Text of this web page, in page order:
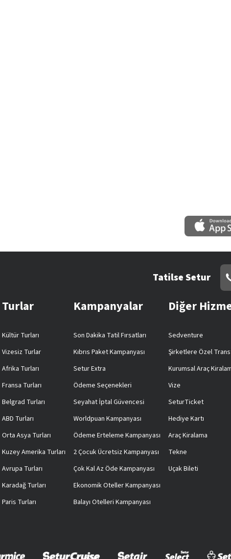
Tatilse Setur
Turlar
Kültür Turları
Vizesiz Turlar
Afrika Turları
Fransa Turları
Belgrad Turları
ABD Turları
Orta Asya Turları
Kuzey Amerika Turları
Avrupa Turları
Karadağ Turları
Paris Turları
Kampanyalar
Son Dakika Tatil Fırsatları
Kıbrıs Paket Kampanyası
Setur Extra
Ödeme Seçenekleri
Seyahat İptal Güvencesi
Worldpuan Kampanyası
Ödeme Erteleme Kampanyası
2 Çocuk Ücretsiz Kampanyası
Çok Kal Az Öde Kampanyası
Ekonomik Oteller Kampanyası
Balayı Otelleri Kampanyası
Diğer
Sedventure
Şirketlere Özel
Kurumsal Araç
Vize
SeturTicket
Hediye Kartı
Araç Kiralama
Tekne
Uçak Bileti